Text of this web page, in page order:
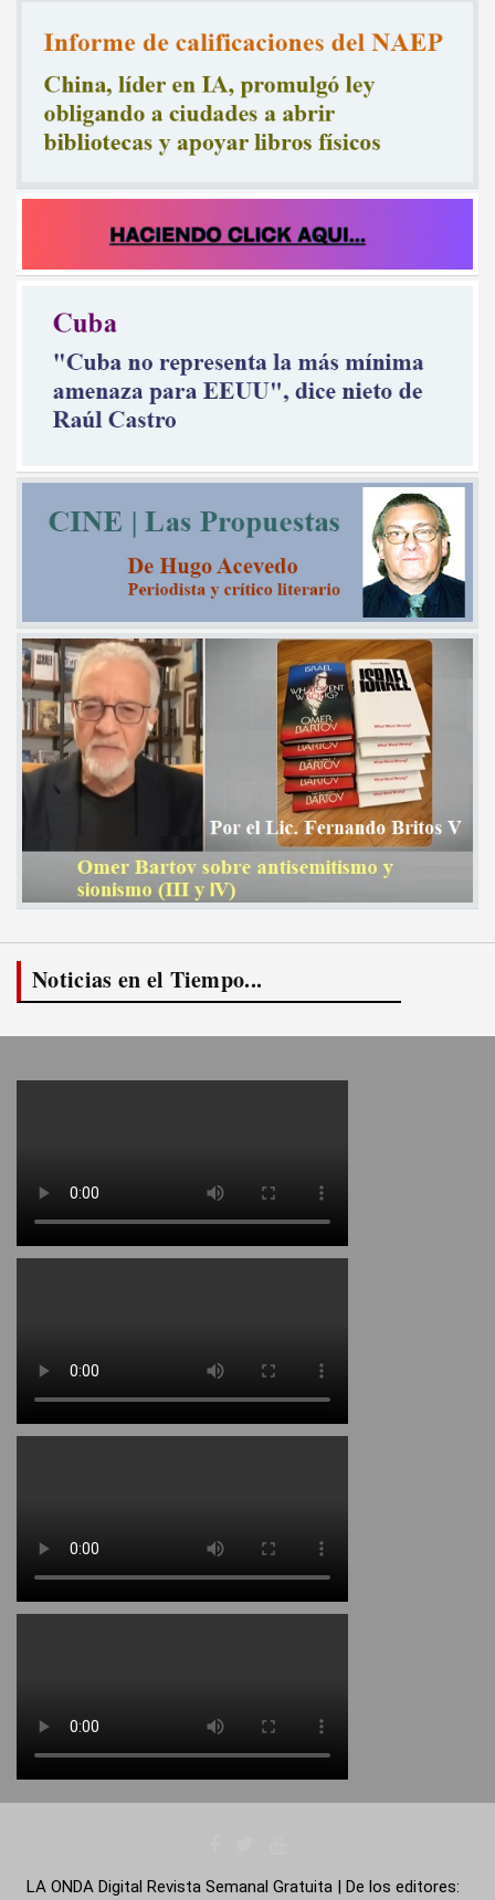
Noticias en el Tiempo...
LA ONDA Digital Revista Semanal Gratuita | De los editores: